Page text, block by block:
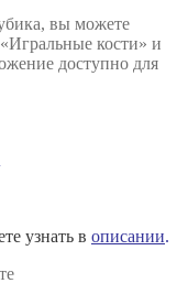
вы можете
кости» и
доступно для
узнать в описании.